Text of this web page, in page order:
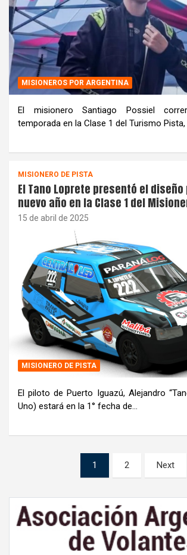
MISIONEROS POR ARGENTINA
El misionero Santiago Possiel
temporada en la Clase 1 del Turismo Pista,
MISIONERO DE PISTA
El Tano Loprete presentó el diseño
nuevo año en la Clase 1 del
15 de abril de 2025
MISIONERO DE PISTA
El piloto de Puerto Iguazú, Alejandro
Uno) estará en la 1° fecha de…
entradas
1 2 Next